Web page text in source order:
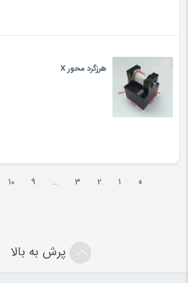
هرزگرد محور X
«
1
2
3
…
9
10
پرش به بالا